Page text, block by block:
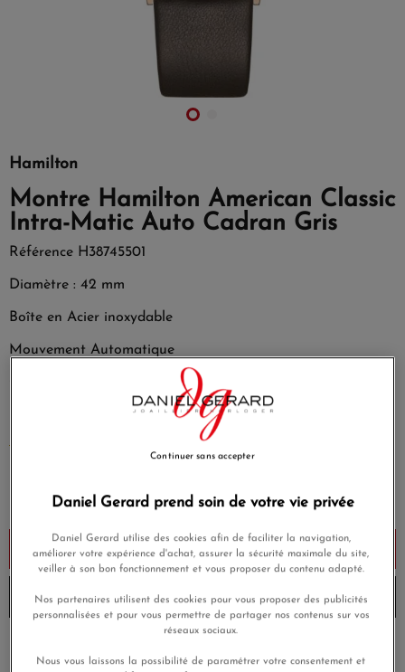
Hamilton
Montre Hamilton American Classic
Intra-Matic Auto Cadran Gris
Référence H38745501
Diamètre : 42 mm
Boîte en Acier inoxydable
Mouvement Automatique
Bracelet : Cuir de veau
Payez seulement 119,50 € aujourd'hui
Ajouter au panier
Envoi sous 8 à 10 jours
Livraison gratuite
sans frais
Daniel Gerard prend soin de votre vie privée
Daniel Gerard utilise des cookies afin de faciliter la navigation,
améliorer votre expérience d'achat, assurer la sécurité maximale du site,
veiller à son bon fonctionnement et vous proposer du contenu adapté.
Nos partenaires utilisent des cookies pour vous proposer des publicités
personnalisées et pour vous permettre de partager nos contenus sur vos
réseaux sociaux.
Nous vous laissons la possibilité de paramétrer votre consentement et
Continuer sans accepter